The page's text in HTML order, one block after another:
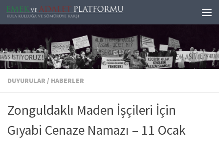
Skip to content
DUYURULAR / HABERLER
Zonguldaklı Maden İşçileri İçin
Gıyabi Cenaze Namazı – 11 Ocak